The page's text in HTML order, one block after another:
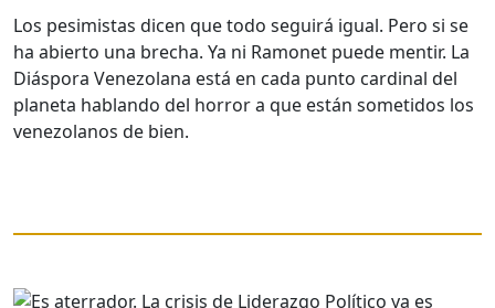
Los pesimistas dicen que todo seguirá igual. Pero si se
ha abierto una brecha. Ya ni Ramonet puede mentir. La
Diáspora Venezolana está en cada punto cardinal del
planeta hablando del horror a que están sometidos los
venezolanos de bien.